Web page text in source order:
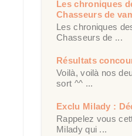
Les chroniques
Chasseurs de
Les chroniques
Chasseurs de ...
Résultats
Voilà, voilà nos
sort ^^ ...
Exclu Milady :
Rappelez vous
Milady qui ...